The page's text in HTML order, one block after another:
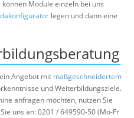
können Module einzeln bei uns
legen und dann eine
Angebot mit maßgeschneidertem
und Weiterbildungsziele.
anfragen möchten, nutzen Sie
uns an: 0201 / 649590-50 (Mo-Fr